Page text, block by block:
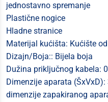
jednostavno spremanje
Plastične nogice
Hladne stranice
Materijal kućišta: Kućište
Dizajn/Boja:: Bijela boja
Dužina priključnog kabela:
Dimenzije aparata (ŠxVxD):
dimenzije zapakiranog